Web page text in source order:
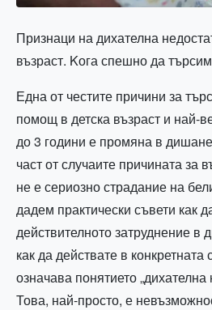
Признаци на дихателна
възраст. Kога спешно да
Една от честите причини за
помощ в детска възраст и най-
до 3 години е промяна в
част от случаите причината за
не е сериозно страдание на
дадем практически съвети как
действителното затруднение в
как да действате в конкретната
означава понятието „дихателна
Това, най-просто, е